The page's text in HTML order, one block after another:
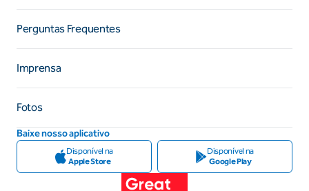
Perguntas Frequentes
Imprensa
Fotos
Baixe nosso aplicativo
Disponível na
Apple Store
Disponível na
Google Play